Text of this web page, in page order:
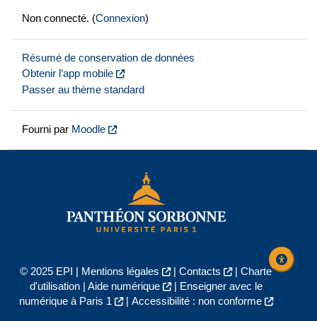
Non connecté. (Connexion)
Résumé de conservation de données
Obtenir l’app mobile
Passer au thème standard
Fourni par Moodle
© 2025 EPI | Mentions légales | Contacts | Charte
d'utilisation| Aide numérique |
Enseigner avec le
numérique à Paris 1
| Accessibilité : non conforme